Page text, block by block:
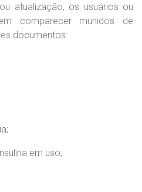
atualização, os usuários ou
comparecer munidos de
documentos:
em uso;